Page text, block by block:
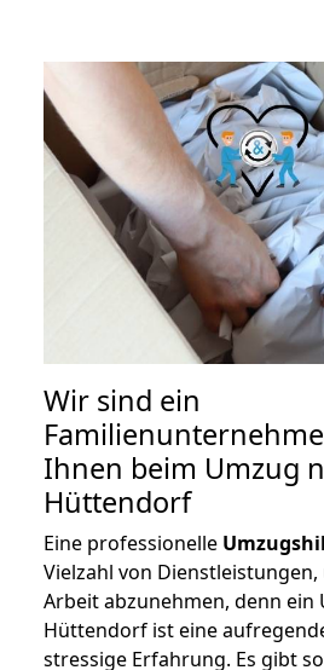
Wir sind ein
Ihnen beim Umzug
Hüttendorf
Eine professionelle
Vielzahl von
Arbeit abzunehmen, denn ein
Hüttendorf ist eine
stressige Erfahrung. Es gibt